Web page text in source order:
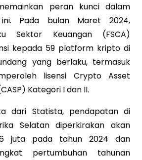
peran kunci dalam
ini. Pada bulan Maret 2024,
Sektor Keuangan (FSCA)
kepada 59 platform kripto di
yang berlaku, termasuk
lisensi Crypto Asset
Kategori I dan II.
dari Statista, pendapatan di
Selatan diperkirakan akan
juta pada tahun 2024 dan
pertumbuhan tahunan